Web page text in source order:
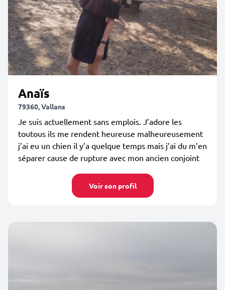
Anaïs
79360, Vallans
Je suis actuellement sans emplois. J’adore les
toutous ils me rendent heureuse malheureusement
j’ai eu un chien il y’a quelque temps mais j’ai du m’en
séparer cause de rupture avec mon ancien conjoint
Voir son profil